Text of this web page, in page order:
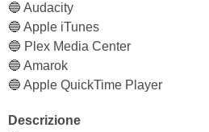
🔵 Audacity
🔵 Apple iTunes
🔵 Plex Media Center
🔵 Amarok
🔵 Apple QuickTime Player
Descrizione